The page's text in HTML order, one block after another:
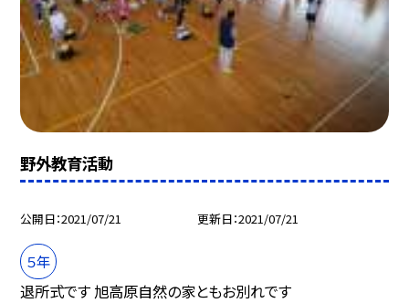
野外教育活動
公開日 2021/07/21 更新日 2021/07/21
５年
退所式です 旭高原自然の家ともお別れです